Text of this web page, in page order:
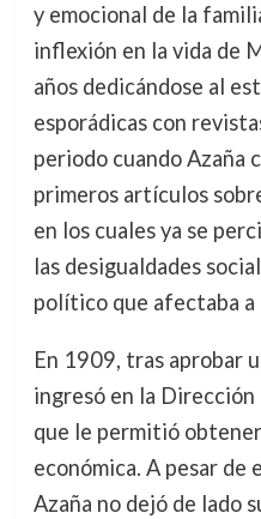
y emocional de la
inflexión en la vida de
años dedicándose al
esporádicas con
periodo cuando Azaña
primeros artículos
en los cuales ya se
las desigualdades
político que afectaba a
En 1909, tras aprobar
ingresó en la
que le permitió
económica. A pesar de
Azaña no dejó de lado